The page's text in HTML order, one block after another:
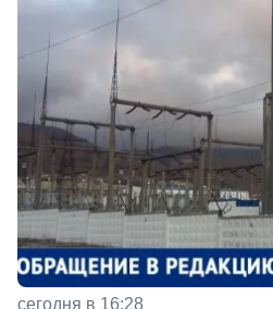
сегодня в 16:28